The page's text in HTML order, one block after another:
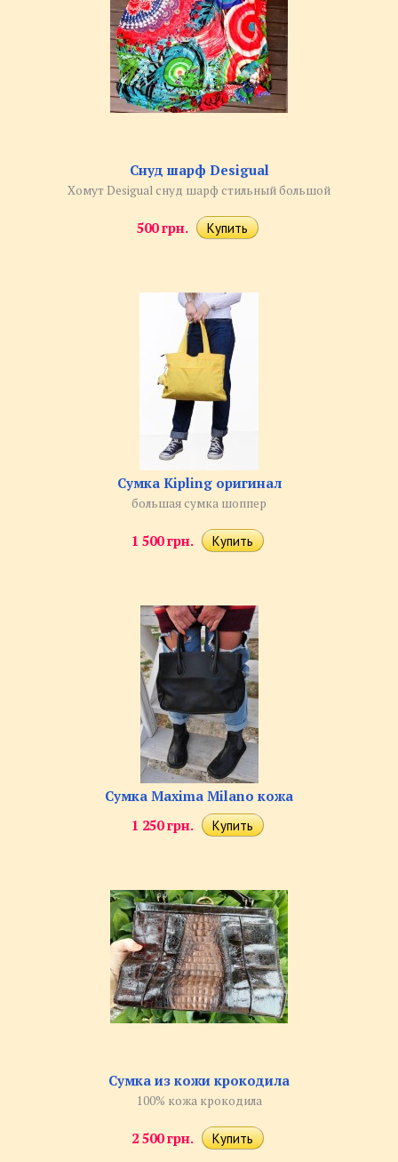
Снуд шарф Desigual
Хомут Desigual снуд шарф стильный большой
500 грн.
Сумка Kipling оригинал
большая сумка шоппер
1 500 грн.
Сумка Maxima Milano кожа
1 250 грн.
Сумка из кожи крокодила
100% кожа крокодила
2 500 грн.